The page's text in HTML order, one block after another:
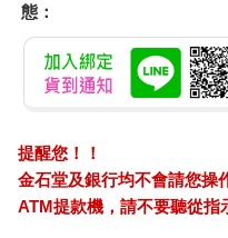
態：
提醒您！！
金石堂及銀行均不會請您操
ATM提款機，請不要聽從指